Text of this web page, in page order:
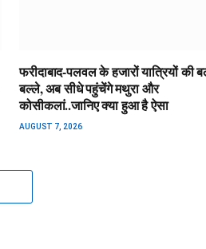
फरीदाबाद-पलवल के हजारों यात्रियों की
बल्ले, अब सीधे पहुंचेंगे मथुरा और
कोसीकलां..जानिए क्या हुआ है ऐसा
AUGUST 7, 2026